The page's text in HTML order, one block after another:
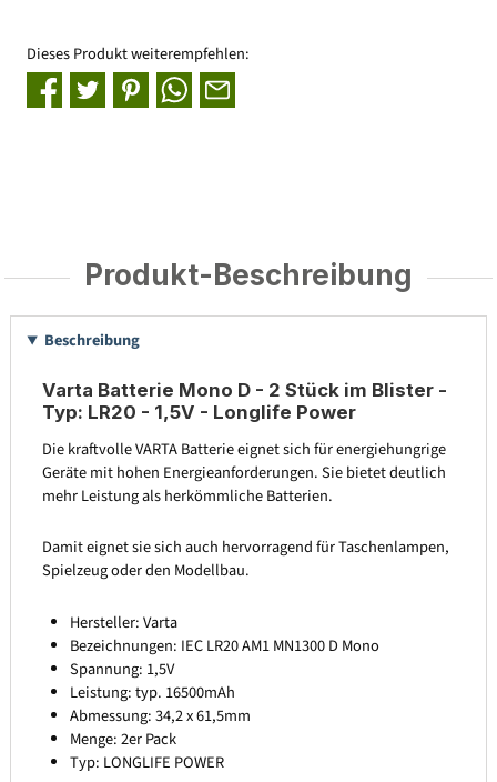
Dieses Produkt weiterempfehlen:
Produkt-Beschreibung
Beschreibung
Varta Batterie Mono D - 2 Stück im Blister -
Typ: LR20 - 1,5V - Longlife Power
Die kraftvolle VARTA Batterie eignet sich für energiehungrige
Geräte mit hohen Energieanforderungen. Sie bietet deutlich
mehr Leistung als herkömmliche Batterien.
Damit eignet sie sich auch hervorragend für Taschenlampen,
Spielzeug oder den Modellbau.
Hersteller: Varta
Bezeichnungen: IEC LR20 AM1 MN1300 D Mono
Spannung: 1,5V
Leistung: typ. 16500mAh
Abmessung: 34,2 x 61,5mm
Menge: 2er Pack
Typ: LONGLIFE POWER